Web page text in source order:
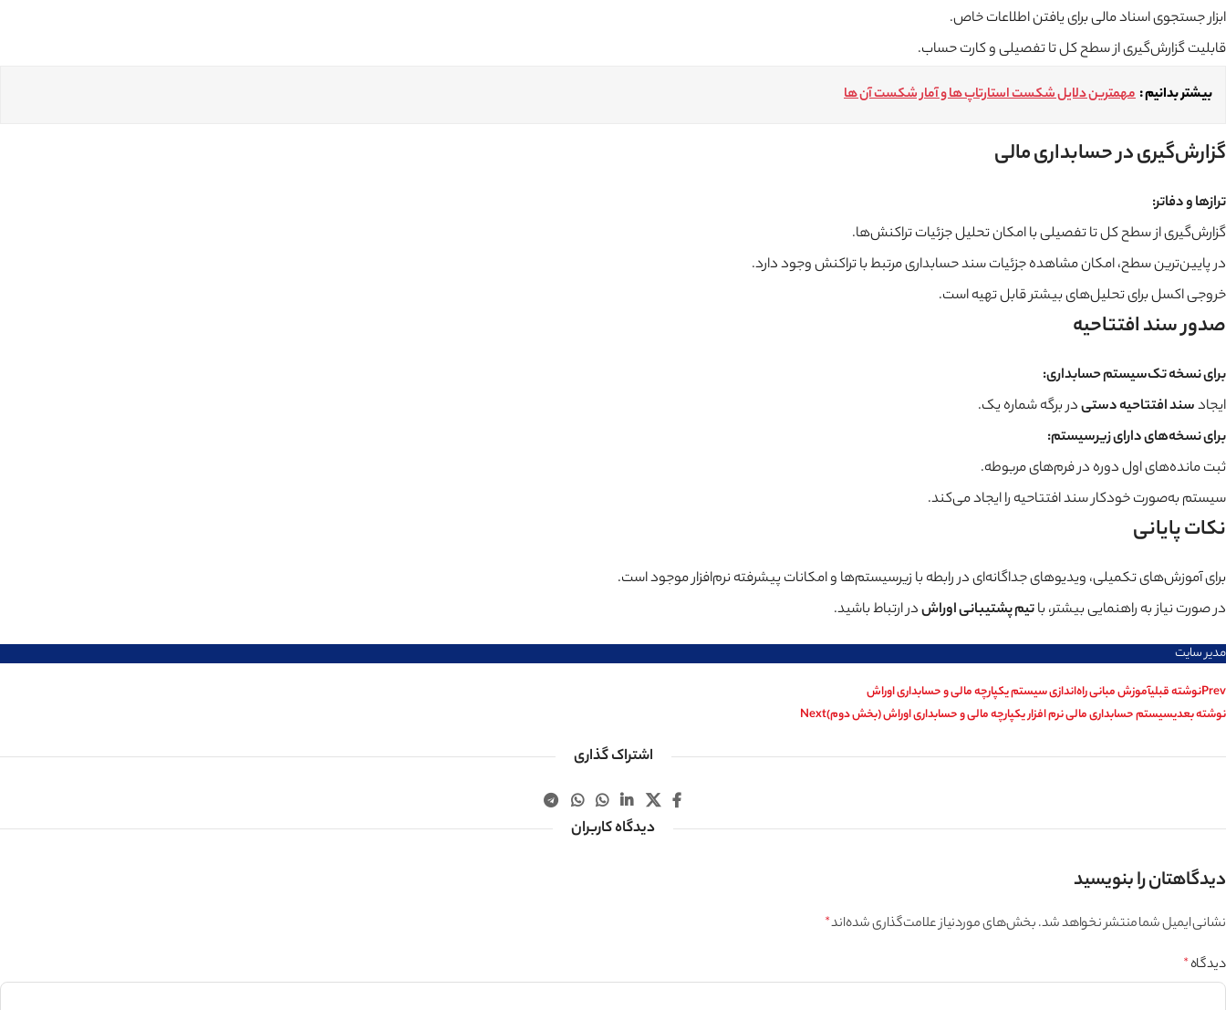
ابزار جستجوی اسناد مالی برای یافتن اطلاعات خاص.
قابلیت گزارش‌گیری از سطح کل تا تفصیلی و کارت حساب.
بیشتر بدانیم : مهمترین دلایل شکست استارتاپ ها و آمار شکست آن ها
گزارش‌گیری در حسابداری مالی
ترازها و دفاتر:
گزارش‌گیری از سطح کل تا تفصیلی با امکان تحلیل جزئیات تراکنش‌ها.
در پایین‌ترین سطح، امکان مشاهده جزئیات سند حسابداری مرتبط با تراکنش وجود دارد.
خروجی اکسل برای تحلیل‌های بیشتر قابل تهیه است.
صدور سند افتتاحیه
برای نسخه تک‌سیستم حسابداری:
ایجادسند افتتاحیه دستیدر برگه شماره یک.
برای نسخه‌های دارای زیرسیستم:
ثبت مانده‌های اول دوره در فرم‌های مربوطه.
سیستم به‌صورت خودکار سند افتتاحیه را ایجاد می‌کند.
نکات پایانی
برای آموزش‌های تکمیلی، ویدیوهای جداگانه‌ای در رابطه با زیرسیستم‌ها و امکانات پیشرفته نرم‌افزار موجود است.
در صورت نیاز به راهنمایی بیشتر، باتیم پشتیبانی اوراشدر ارتباط باشید.
مدیر سایت
Prevنوشته قبلیآموزش مبانی راه‌اندازی سیستم یکپارچه مالی و حسابداری اوراش
نوشته بعدیسیستم حسابداری مالی نرم افزار یکپارچه مالی و حسابداری اوراش (بخش دوم)Next
اشتراک گذاری
دیدگاه کاربران
دیدگاهتان را بنویسید
نشانی ایمیل شما منتشر نخواهد شد.بخش‌های موردنیاز علامت‌گذاری شده‌اند*
دیدگاه*